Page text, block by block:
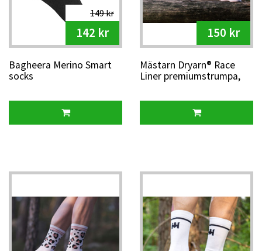
149 kr
142 kr
Bagheera Merino Smart
socks
150 kr
Mästarn Dryarn® Race
Liner premiumstrumpa,